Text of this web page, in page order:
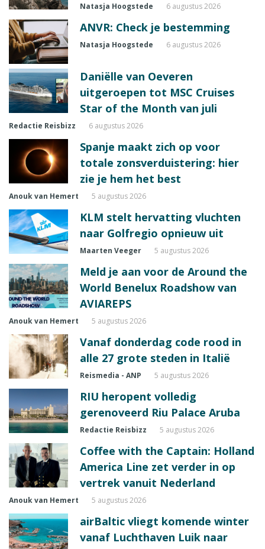
Natasja Hoogstede 6 augustus 2026
ANVR: Check je bestemming
Natasja Hoogstede 6 augustus 2026
Daniëlle van Oeveren
uitgeroepen tot MSC Cruises
Star of the Month van juli
Redactie Reisbizz 6 augustus 2026
Spanje maakt zich op voor
totale zonsverduistering: hier
zie je hem het best
Anouk van Hemert 5 augustus 2026
KLM stelt hervatting vluchten
naar Golfregio opnieuw uit
Maarten Veeger 5 augustus 2026
Meld je aan voor de Around the
World Benelux Roadshow van
AVIAREPS
Anouk van Hemert 5 augustus 2026
Vanaf donderdag code rood in
alle 27 grote steden in Italië
Reismedia - ANP 5 augustus 2026
RIU heropent volledig
gerenoveerd Riu Palace Aruba
Redactie Reisbizz 5 augustus 2026
Coffee with the Captain: Holland
America Line zet verder in op
vertrek vanuit Nederland
Anouk van Hemert 5 augustus 2026
airBaltic vliegt komende winter
vanaf Luchthaven Luik naar